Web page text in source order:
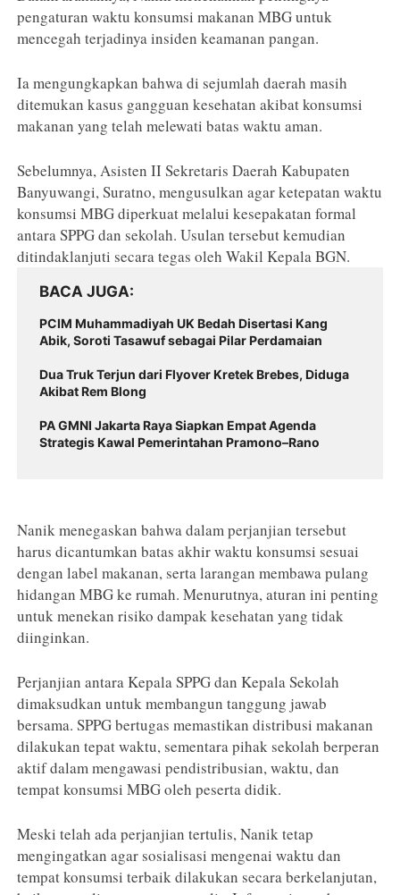
pengaturan waktu konsumsi makanan MBG untuk
mencegah terjadinya insiden keamanan pangan.
Ia mengungkapkan bahwa di sejumlah daerah masih
ditemukan kasus gangguan kesehatan akibat konsumsi
makanan yang telah melewati batas waktu aman.
Sebelumnya, Asisten II Sekretaris Daerah Kabupaten
Banyuwangi, Suratno, mengusulkan agar ketepatan waktu
konsumsi MBG diperkuat melalui kesepakatan formal
antara SPPG dan sekolah. Usulan tersebut kemudian
ditindaklanjuti secara tegas oleh Wakil Kepala BGN.
BACA JUGA
PCIM Muhammadiyah UK Bedah Disertasi Kang
Abik, Soroti Tasawuf sebagai Pilar Perdamaian
Dua Truk Terjun dari Flyover Kretek Brebes, Diduga
Akibat Rem Blong
PA GMNI Jakarta Raya Siapkan Empat Agenda
Strategis Kawal Pemerintahan Pramono–Rano
Nanik menegaskan bahwa dalam perjanjian tersebut
harus dicantumkan batas akhir waktu konsumsi sesuai
dengan label makanan, serta larangan membawa pulang
hidangan MBG ke rumah. Menurutnya, aturan ini penting
untuk menekan risiko dampak kesehatan yang tidak
diinginkan.
Perjanjian antara Kepala SPPG dan Kepala Sekolah
dimaksudkan untuk membangun tanggung jawab
bersama. SPPG bertugas memastikan distribusi makanan
dilakukan tepat waktu, sementara pihak sekolah berperan
aktif dalam mengawasi pendistribusian, waktu, dan
tempat konsumsi MBG oleh peserta didik.
Meski telah ada perjanjian tertulis, Nanik tetap
mengingatkan agar sosialisasi mengenai waktu dan
tempat konsumsi terbaik dilakukan secara berkelanjutan,